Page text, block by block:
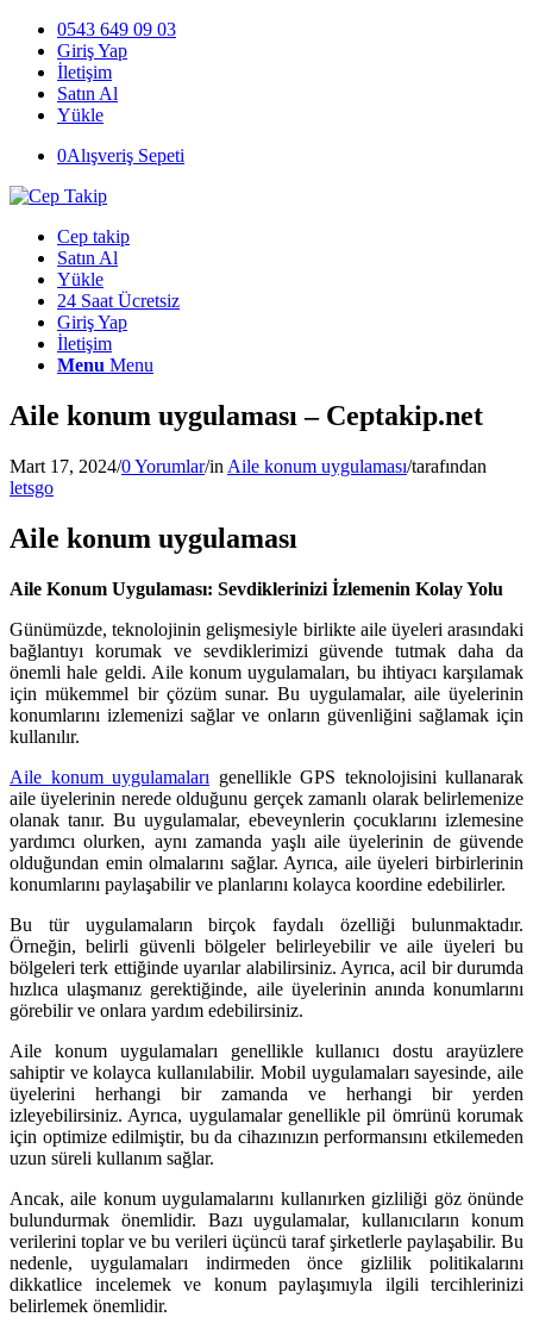
0543 649 09 03
Giriş Yap
İletişim
Satın Al
Yükle
0Alışveriş Sepeti
Cep takip
Satın Al
Yükle
24 Saat Ücretsiz
Giriş Yap
İletişim
Menu Menu
Aile konum uygulaması – Ceptakip.net
Mart 17, 2024/0 Yorumlar/in Aile konum uygulaması/tarafından
letsgo
Aile konum uygulaması
Aile Konum Uygulaması: Sevdiklerinizi İzlemenin Kolay Yolu
Günümüzde, teknolojinin gelişmesiyle birlikte aile üyeleri arasındaki
bağlantıyı korumak ve sevdiklerimizi güvende tutmak daha da
önemli hale geldi. Aile konum uygulamaları, bu ihtiyacı karşılamak
için mükemmel bir çözüm sunar. Bu uygulamalar, aile üyelerinin
konumlarını izlemenizi sağlar ve onların güvenliğini sağlamak için
kullanılır.
Aile konum uygulamaları genellikle GPS teknolojisini kullanarak
aile üyelerinin nerede olduğunu gerçek zamanlı olarak belirlemenize
olanak tanır. Bu uygulamalar, ebeveynlerin çocuklarını izlemesine
yardımcı olurken, aynı zamanda yaşlı aile üyelerinin de güvende
olduğundan emin olmalarını sağlar. Ayrıca, aile üyeleri birbirlerinin
konumlarını paylaşabilir ve planlarını kolayca koordine edebilirler.
Bu tür uygulamaların birçok faydalı özelliği bulunmaktadır.
Örneğin, belirli güvenli bölgeler belirleyebilir ve aile üyeleri bu
bölgeleri terk ettiğinde uyarılar alabilirsiniz. Ayrıca, acil bir durumda
hızlıca ulaşmanız gerektiğinde, aile üyelerinin anında konumlarını
görebilir ve onlara yardım edebilirsiniz.
Aile konum uygulamaları genellikle kullanıcı dostu arayüzlere
sahiptir ve kolayca kullanılabilir. Mobil uygulamaları sayesinde, aile
üyelerini herhangi bir zamanda ve herhangi bir yerden
izleyebilirsiniz. Ayrıca, uygulamalar genellikle pil ömrünü korumak
için optimize edilmiştir, bu da cihazınızın performansını etkilemeden
uzun süreli kullanım sağlar.
Ancak, aile konum uygulamalarını kullanırken gizliliği göz önünde
bulundurmak önemlidir. Bazı uygulamalar, kullanıcıların konum
verilerini toplar ve bu verileri üçüncü taraf şirketlerle paylaşabilir. Bu
nedenle, uygulamaları indirmeden önce gizlilik politikalarını
dikkatlice incelemek ve konum paylaşımıyla ilgili tercihlerinizi
belirlemek önemlidir.